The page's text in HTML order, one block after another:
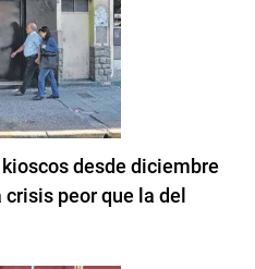
desde diciembre
peor que la del